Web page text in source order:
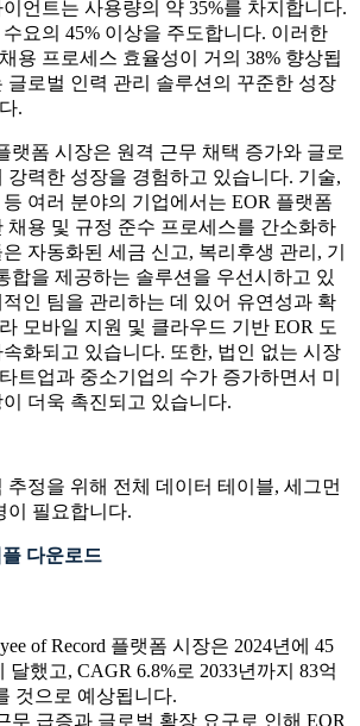
언트는 사용량의 약 35%를 차지합니다.
요의 45% 이상을 주도합니다. 이러한
용 프로세스 효율성이 거의 38% 향상됩
글로벌 인력 관리 솔루션의 꾸준한 성장
.
랫폼 시장은 원격 근무 채택 증가와 글로
강력한 성장을 경험하고 있습니다. 기술,
여러 분야의 기업에서는 EOR 플랫폼
채용 및 규정 준수 프로세스를 간소화하
자동화된 세금 신고, 복리후생 관리, 기
합을 제공하는 솔루션을 우선시하고 있
인 팀을 관리하는 데 있어 유연성과 확
모바일 지원 및 클라우드 기반 EOR 도
화되고 있습니다. 또한, 법인 없는 시장
트업과 중소기업의 수가 증가하면서 미
더욱 촉진되고 있습니다.
추정을 위해 전체 데이터 테이블, 세그먼
이 필요합니다.
다운로드
of Record 플랫폼 시장은 2024년에 45
달했고, CAGR 6.8%로 2033년까지 83억
것으로 예상됩니다.
무 급증과 글로벌 확장 요구로 인해 EOR